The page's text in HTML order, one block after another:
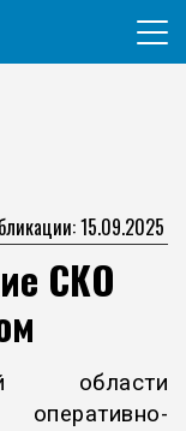
15.09.2025
СКО
области
оперативно-